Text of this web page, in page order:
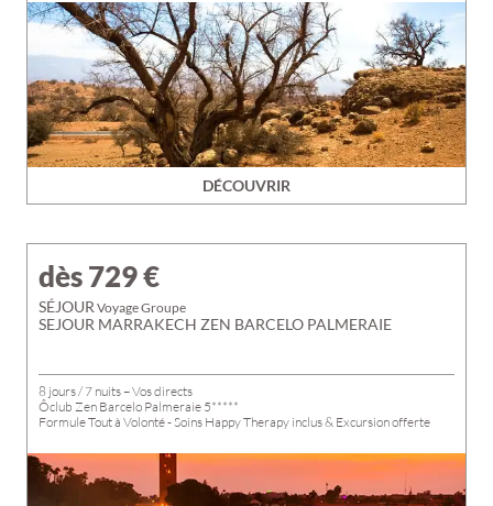
DÉCOUVRIR
dès 729€
SÉJOUR Voyage Groupe
SEJOUR MARRAKECH ZEN BARCELO PALMERAIE
8 jours / 7 nuits – Vos directs
Ôclub Zen Barcelo Palmeraie 5*****
Formule Tout à Volonté - Soins Happy Therapy inclus & Excursion offerte